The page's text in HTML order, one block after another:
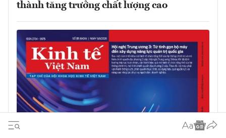
thành tăng trưởng chất lượng cao